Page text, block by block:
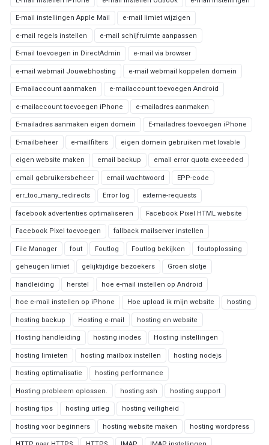
E-mail instellingen Apple Mail e-mail limiet wijzigen
e-mail regels instellen e-mail schijfruimte aanpassen
E-mail toevoegen in DirectAdmin e-mail via browser
e-mail webmail Jouwebhosting e-mail webmail koppelen domein
E-mailaccount aanmaken e-mailaccount toevoegen Android
e-mailaccount toevoegen iPhone e-mailadres aanmaken
E-mailadres aanmaken eigen domein E-mailadres toevoegen iPhone
E-mailbeheer e-mailfilters eigen domein gebruiken met lovable
eigen website maken email backup email error quota exceeded
email gebruikersbeheer email wachtwoord EPP-code
err_too_many_redirects Error log externe-requests
facebook advertenties optimaliseren Facebook Pixel HTML website
Facebook Pixel toevoegen fallback mailserver instellen
File Manager fout Foutlog Foutlog bekijken foutoplossing
geheugen limiet gelijktijdige bezoekers Groen slotje
handleiding herstel hoe e-mail instellen op Android
hoe e-mail instellen op iPhone Hoe upload ik mijn website hosting
hosting backup Hosting e-mail hosting en website
Hosting handleiding hosting inodes Hosting instellingen
hosting limieten hosting mailbox instellen hosting nodejs
hosting optimalisatie hosting performance
Hosting probleem oplossen. hosting ssh hosting support
hosting tips hosting uitleg hosting veiligheid
hosting voor beginners hosting website maken hosting wordpress